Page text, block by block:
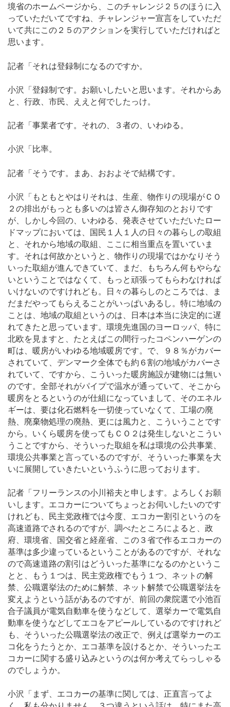
境省のホームページから、このチャレンジ２５のほうに入
っていただいてですね、チャレンジャー宣言をしていただ
いて共にこの２５のアクションを実行していただければと
思います。
記者「それは登録制になるのですか。
小沢「登録制です。お願いしたいと思います。それからあ
と、行政、市民、ええと何でしたっけ。
記者「事業者です。それの、３者の、いわゆる。
小沢「比率。
記者「そうです。まあ、おおよそで結構です。
小沢「もともとやはりそれは、生産、物作りの現場がＣＯ
２の排出がもっとも多いのは皆さん御存知のとおりです
が、しかし今回の、いわゆる、発表させていただいたロー
ドマップにおいては、国民１人１人の日々の暮らしの取組
と、それから地域の取組、ここに相当重点を置いていま
す。それは何故かというと、物作りの現場ではかなりそう
いった取組が進んできていて、まだ、もちろん何もやらな
いということではなくて、もっと頑張ってもらわなければ
いけないのですけれども。日々の暮らしのところでは、ま
だまだやってもらえることがいっぱいあるし。特に地域の
ことは、地域の取組というのは、日本は本当に決定的に遅
れてきたと思っています。環境先進国のヨーロッパ、特に
北欧を見ますと、たとえばこの間行ったコペンハーゲンの
町は、暖房がいわゆる地域暖房です。で、９８％がカバー
されていて、デンマーク全体でも約６割の地域がカバーさ
れていて、ですから、こういった暖房施設が建物には無い
のです。全部それがパイプで温水が通っていて、そこから
暖房をとるというのが仕組になっていまして、そのエネル
ギーは、要は化石燃料を一切使っていなくて、工場の廃
熱、廃棄物処理の廃熱、更には風力と、こういうことです
から。いくら暖房を使ってもＣＯ２は発生しないとこうい
うことですから、そういった取組を私は環境の公共事業、
環境公共事業と言っているのですが、そういった事業を大
いに展開していきたいというふうに思っております。
記者「フリーランスの小川裕夫と申します。よろしくお願
いします。エコカーについてちょっとお伺いしたいのです
けれども、民主党政権では今度、エコカー割引というのを
高速道路でされるのですが、調べたところによると、政
府、環境省、国交省と経産省、この３省で作るエコカーの
基準は多少違っているということがあるのですが、それな
ので高速道路の割引はどういった基準になるのかというこ
とと、もう１つは、民主党政権でもう１つ、ネットの解
禁、公職選挙法のために解禁、ネット解禁で公職選挙法を
変えようという話があるのですが、前回の衆院選で小池百
合子議員が電気自動車を使うなどして、選挙カーで電気自
動車を使うなどしてエコをアピールしているのですけれど
も、そういった公職選挙法の改正で、例えば選挙カーのエ
コ化をうたうとか、エコ基準を設けるとか、そういったエ
コカーに関する盛り込みというのは何か考えてらっしゃる
のでしょうか。
小沢「まず、エコカーの基準に関しては、正直言ってよ